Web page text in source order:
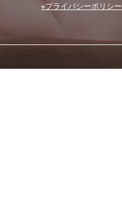
※プライバシーポリシー